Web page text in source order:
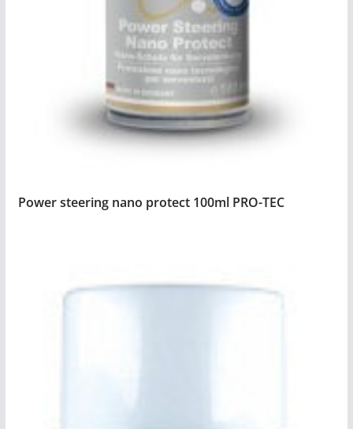
Power steering nano protect 100ml PRO-TEC